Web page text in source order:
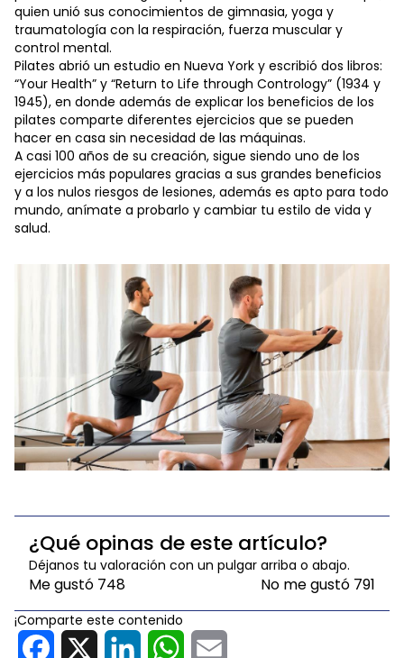
quien unió sus conocimientos de gimnasia, yoga y
traumatología con la respiración, fuerza muscular y
control mental.
Pilates abrió un estudio en Nueva York y escribió dos libros:
“Your Health” y “Return to Life through Contrology” (1934 y
1945), en donde además de explicar los beneficios de los
pilates comparte diferentes ejercicios que se pueden
hacer en casa sin necesidad de las máquinas.
A casi 100 años de su creación, sigue siendo uno de los
ejercicios más populares gracias a sus grandes beneficios
y a los nulos riesgos de lesiones, además es apto para todo
mundo, anímate a probarlo y cambiar tu estilo de vida y
salud.
¿Qué opinas de este artículo?
Déjanos tu valoración con un pulgar arriba o abajo.
Me gustó 748 No me gustó 791
¡Comparte este contenido
Facebook LinkedInWhatsApp